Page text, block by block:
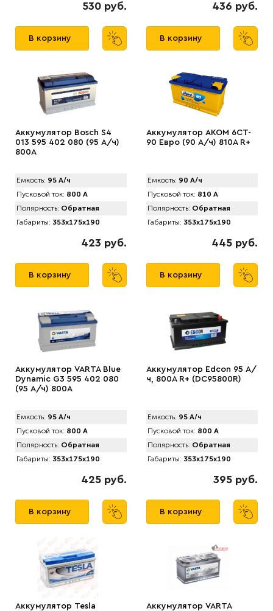
530 руб.
В корзину
436 руб.
В корзину
Аккумулятор Bosch S4
013 595 402 080 (95 А/ч)
800A
Емкость: 95 А/ч
Пусковой ток: 800 А
Полярность: Обратная
Габариты: 353x175x190
423 руб.
В корзину
Аккумулятор AКОМ 6CT-
90 Евро (90 А/ч) 810А R+
Емкость: 90 А/ч
Пусковой ток: 810 А
Полярность: Обратная
Габариты: 353x175x190
445 руб.
В корзину
Аккумулятор VARTA Blue
Dynamic G3 595 402 080
(95 А/ч) 800А
Емкость: 95 А/ч
Пусковой ток: 800 А
Полярность: Обратная
Габариты: 353x175x190
425 руб.
В корзину
Аккумулятор Edcon 95 А/
ч, 800A R+ (DC95800R)
Емкость: 95 А/ч
Пусковой ток: 800 А
Полярность: Обратная
Габариты: 353x175x190
395 руб.
В корзину
Аккумулятор Tesla
Аккумулятор VARTA